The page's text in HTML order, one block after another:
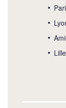
Lille